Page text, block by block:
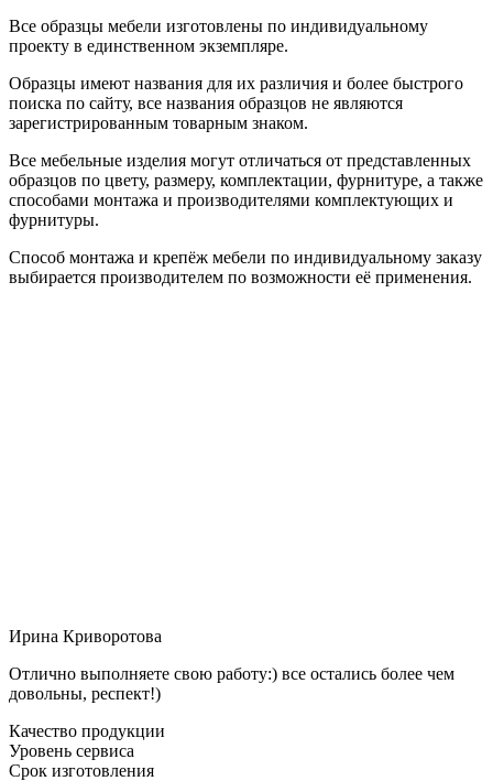
Все образцы мебели изготовлены по индивидуальному
проекту в единственном экземпляре.
Образцы имеют названия для их различия и более быстрого
поиска по сайту, все названия образцов не являются
зарегистрированным товарным знаком.
Все мебельные изделия могут отличаться от представленных
образцов по цвету, размеру, комплектации, фурнитуре, а также
способами монтажа и производителями комплектующих и
фурнитуры.
Способ монтажа и крепёж мебели по индивидуальному заказу
выбирается производителем по возможности её применения.
Ирина Криворотова
Отлично выполняете свою работу:) все остались более чем
довольны, респект!)
Качество продукции
Уровень сервиса
Срок изготовления